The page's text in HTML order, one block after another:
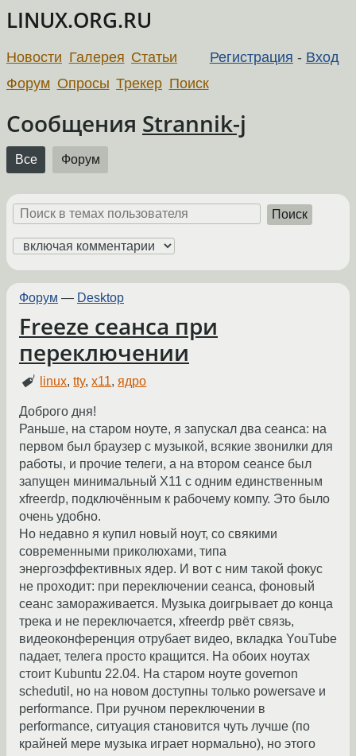
LINUX.ORG.RU
Регистрация - Вход
Новости Галерея Статьи
Форум Опросы Трекер Поиск
Сообщения Strannik-j
Все Форум
Поиск
Форум — Desktop
Freeze сеанса при
переключении
linux,tty,x11, ядро
Доброго дня!
Раньше, на старом ноуте, я запускал два сеанса: на
первом был браузер с музыкой, всякие звонилки для
работы, и прочие телеги, а на втором сеансе был
запущен минимальный X11 с одним единственным
xfreerdp, подключённым к рабочему компу. Это было
очень удобно.
Но недавно я купил новый ноут, со свякими
современными приколюхами, типа
энергоэффективных ядер. И вот с ним такой фокус
не проходит: при переключении сеанса, фоновый
сеанс замораживается. Музыка доигрывает до конца
трека и не переключается, xfreerdp рвёт связь,
видеоконференция отрубает видео, вкладка YouTube
падает, телега просто кращится. На обоих ноутах
стоит Kubuntu 22.04. На старом ноуте governon
schedutil, но на новом доступны только powersave и
performance. При ручном переключении в
performance, ситуация становится чуть лучше (по
крайней мере музыка играет нормально), но этого